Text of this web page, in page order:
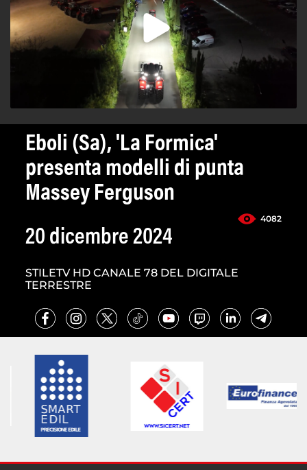
Eboli (Sa), 'La Formica'
presenta modelli di punta
Massey Ferguson
4082
20 dicembre 2024
STILETV HD CANALE 78 DEL DIGITALE
TERRESTRE